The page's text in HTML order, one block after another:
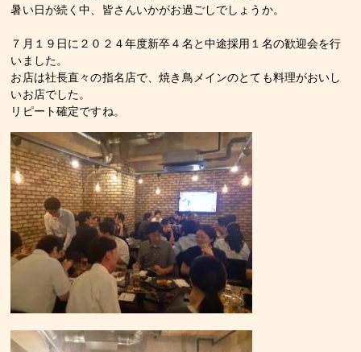
暑い日が続く中、皆さんいかがお過ごしでしょうか。
７月１９日に２０２４年度新卒４名と中途採用１名の歓迎会を行
いました。
お店は社長直々の指名店で、焼き鳥メインのとても料理がおいし
いお店でした。
リピート確定ですね。